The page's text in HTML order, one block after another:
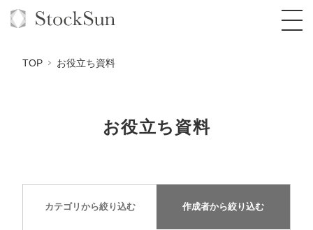
オーダーメイド支援
ん』
TOP お役立ち資料
お役立ち資料
カテゴリから絞り込む 作成者から絞り込む